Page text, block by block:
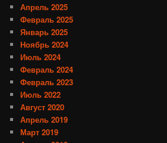
Апрель 2025
Февраль 2025
Январь 2025
Ноябрь 2024
Июль 2024
Февраль 2024
Февраль 2023
Июль 2022
Август 2020
Апрель 2019
Март 2019